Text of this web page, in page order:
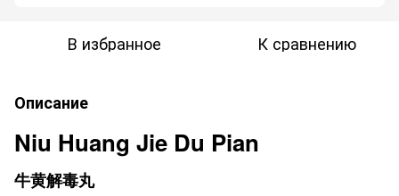
В избранное К сравнению
Описание
Niu Huang Jie Du Pian
牛黄解毒丸